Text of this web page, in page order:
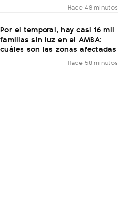
Hace 48 minutos
Por el temporal, hay casi 16 mil
familias sin luz en el AMBA:
cuáles son las zonas afectadas
Hace 58 minutos